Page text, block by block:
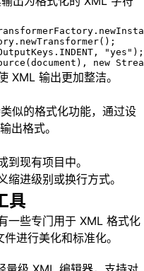
"yes");
new
XML 输出更加整洁。
似的格式化功能，通过设
出格式。
现有项目中。
进级别或换行方式。
具
一些专门用于 XML 格式化
进行美化和标准化。